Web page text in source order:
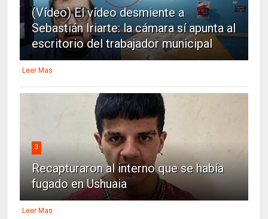
(Vídeo) El vídeo desmiente a
Sebastián Iriarte: la cámara sí apunta al
escritorio del trabajador municipal
Leer Mas
3
Recapturaron al interno que se había
fugado en Ushuaia
Leer Mas